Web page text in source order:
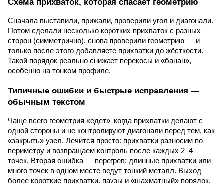
Схема прихваток, которая спасает геометрию
Сначала выставили, прижали, проверили угол и диагонали.
Потом сделали несколько коротких прихваток с разных
сторон (симметрично), снова проверили геометрию — и
только после этого добавляете прихватки до жёсткости.
Такой порядок реально снижает перекосы и «банан»,
особенно на тонком профиле.
Типичные ошибки и быстрые исправления —
обычным текстом
Чаще всего геометрия «едет», когда прихватки делают с
одной стороны и не контролируют диагонали перед тем, как
«закрыть» узел. Лечится просто: прихватки разносим по
периметру и возвращаем контроль после каждых 2–4
точек. Вторая ошибка — перегрев: длинные прихватки или
много точек в одном месте ведут тонкий металл. Выход —
более короткие прихватки, паузы и «шахматный» порядок.